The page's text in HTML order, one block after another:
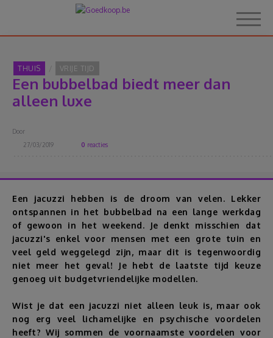
Home
Over Goedkoop.be
Korting
Thema's
Reviews
Geldzaken
THUIS VRIJE TIJD
Een bubbelbad biedt meer dan
alleen luxe
Door
27/03/2019
0 reacties
Een jacuzzi hebben is de droom van velen. Lekker
ontspannen in het bubbelbad na een lange werkdag
of gewoon in het weekend. Je denkt misschien dat
jacuzzi's enkel voor mensen met een grote tuin en
veel geld weggelegd zijn, maar dit is tegenwoordig
niet meer het geval! Je hebt de laatste tijd keuze
genoeg uit budgetvriendelijke modellen.
Wist je dat een jacuzzi niet alleen leuk is, maar ook
nog erg veel lichamelijke en psychische voordelen
heeft? Wij sommen de voornaamste voordelen voor